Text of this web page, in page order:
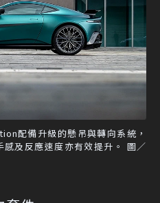
配備升級的懸吊與轉向系統，
及反應速度亦有效提升。 圖／